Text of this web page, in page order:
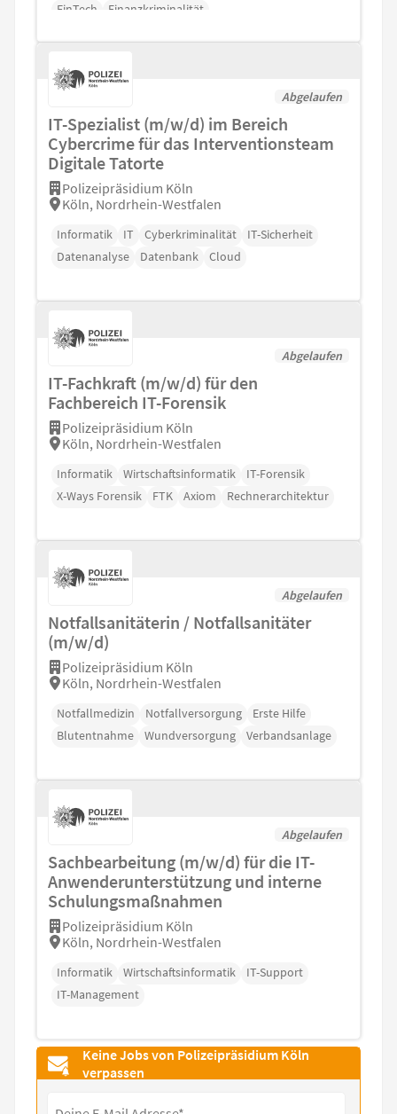
FinTech
Finanzkriminalität
Abgelaufen
IT-Spezialist (m/w/d) im Bereich
Cybercrime für das Interventionsteam
Digitale Tatorte
Polizeipräsidium Köln
Köln, Nordrhein-Westfalen
Informatik IT Cyberkriminalität
IT-Sicherheit
Datenanalyse
Datenbank Cloud
Abgelaufen
IT-Fachkraft (m/w/d) für den
Fachbereich IT-Forensik
Polizeipräsidium Köln
Köln, Nordrhein-Westfalen
Informatik Wirtschaftsinformatik
IT-Forensik
X-Ways Forensik
FTK Axiom Rechnerarchitektur
Abgelaufen
Notfallsanitäterin / Notfallsanitäter
(m/w/d)
Polizeipräsidium Köln
Köln, Nordrhein-Westfalen
Notfallmedizin Notfallversorgung
Erste Hilfe
Blutentnahme
Wundversorgung Verbandsanlage
Abgelaufen
Sachbearbeitung (m/w/d) für die IT-
Anwenderunterstützung und interne
Schulungsmaßnahmen
Polizeipräsidium Köln
Köln, Nordrhein-Westfalen
Informatik Wirtschaftsinformatik
IT-Support
IT-Management
Keine Jobs von Polizeipräsidium Köln
verpassen